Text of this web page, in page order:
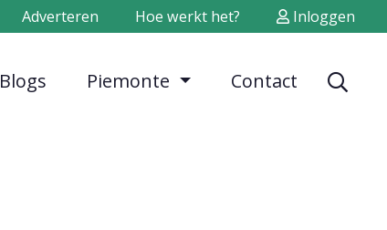
Adverteren Hoe werkt het? Inloggen
Blogs Piemonte Contact